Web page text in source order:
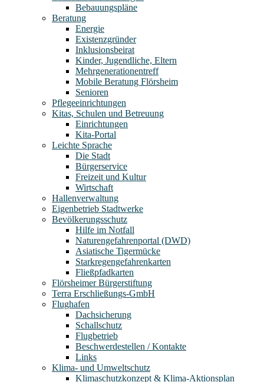
Bebauungspläne
Beratung
Energie
Existenzgründer
Inklusionsbeirat
Kinder, Jugendliche, Eltern
Mehrgenerationentreff
Mobile Beratung Flörsheim
Senioren
Pflegeeinrichtungen
Kitas, Schulen und Betreuung
Einrichtungen
Kita-Portal
Leichte Sprache
Die Stadt
Bürgerservice
Freizeit und Kultur
Wirtschaft
Hallenverwaltung
Eigenbetrieb Stadtwerke
Bevölkerungsschutz
Hilfe im Notfall
Naturengefahrenportal (DWD)
Asiatische Tigermücke
Starkregengefahrenkarten
Fließpfadkarten
Flörsheimer Bürgerstiftung
Terra Erschließungs-GmbH
Flughafen
Dachsicherung
Schallschutz
Flugbetrieb
Beschwerdestellen / Kontakte
Links
Klima- und Umweltschutz
Klimaschutzkonzept & Klima-Aktionsplan